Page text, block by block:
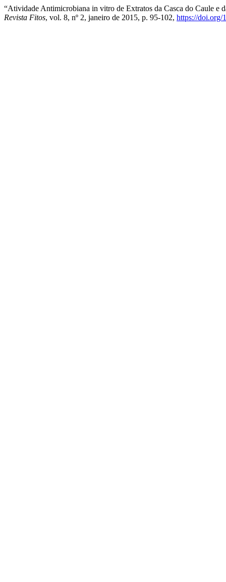
“Atividade Antimicrobiana in vitro de Extratos da Casca do Caule e
Revista Fitos, vol. 8, nº 2, janeiro de 2015, p. 95-102, https://doi.org/